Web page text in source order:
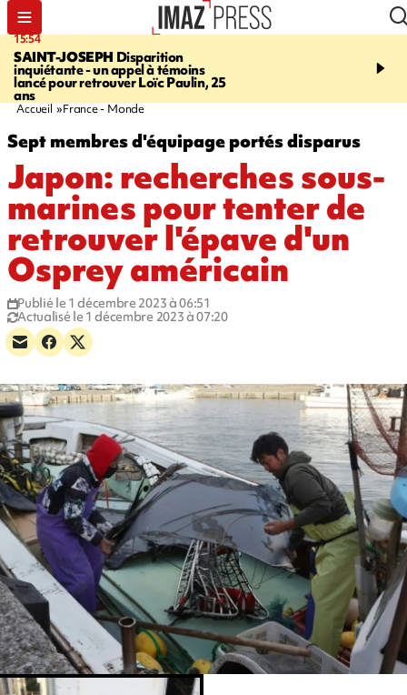
15:54
SAINT-JOSEPH Disparition
inquiétante - un appel à témoins
lancé pour retrouver Loïc Paulin, 25
ans
17:52
dimanche pour
Accueil France - Monde
Sept membres d'équipage portés disparus
Japon: recherches sous-
marines pour tenter de
retrouver l'épave d'un
Osprey américain
Publié le 1 décembre 2023 à 06:51
Actualisé le 1 décembre 2023 à 07:20